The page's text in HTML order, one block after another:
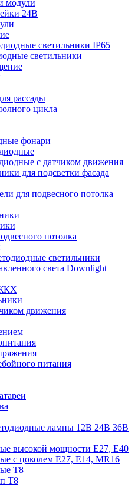
модули
24В
светильники IP65
светильники
рассады
цикла
фонари
с датчиком движения
для подсветки фасада
для подвесного потолка
потолка
светильники
света Downlight
движения
питания
лампы 12В 24В 36В
высокой мощности Е27, Е40
с цоколем Е27, Е14, MR16
Т8
T8